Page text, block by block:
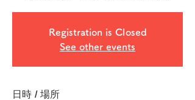
Registration is Closed
See other events
日時 / 場所